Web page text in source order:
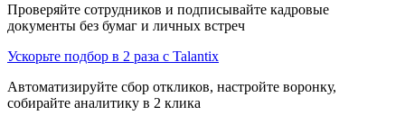
Проверяйте сотрудников и подписывайте кадровые
документы без бумаг и личных встреч
Ускорьте подбор в 2 раза с Talantix
Автоматизируйте сбор откликов, настройте воронку,
собирайте аналитику в 2 клика